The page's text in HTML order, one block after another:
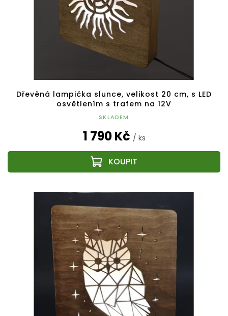
Dřevěná lampička slunce, velikost 20 cm, s LED
osvětlením s trafem na 12V
SKLADEM
1 790 Kč / ks